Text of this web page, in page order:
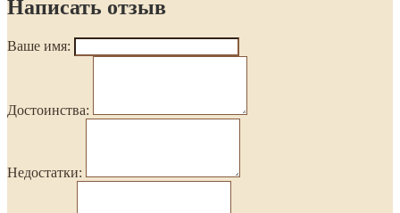
Написать отзыв
Ваше имя:
Достоинства:
Недостатки: